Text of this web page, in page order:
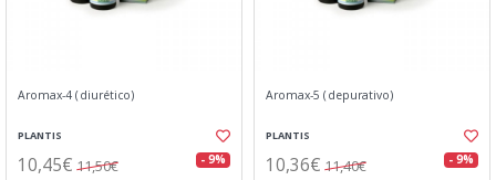
Aromax-4 (diurético)
PLANTIS
10,45€ 11,50€ - 9%
Aromax-5 (depurativo)
PLANTIS
10,36€ 11,40€ - 9%